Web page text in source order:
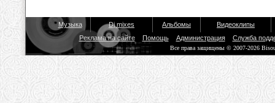
Музыка Dj mixes Альбомы
Видеоклипы
Реклама на сайте
Помощь Администрация Служба
Все права защищены © 2007-2026